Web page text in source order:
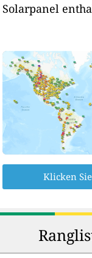
Solarpanel
Klicken